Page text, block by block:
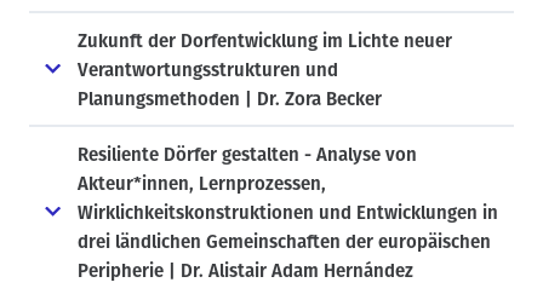
Unternehmen) vergleichend analysiert werden.
Für das Forschungsvorhaben werden exemplarisch Dörfer in
drei Regionen in verschiedenen Bundesländern in
Deutschland untersucht. Um die möglichen Einflussfaktoren
qualitative Experteninterviews mit Vertretern von
Unternehmen geführt.
Kontakt:
Finja Mieth, Promotionsstipendiatin HAWK Göttingen
Zukunft der Dorfentwicklung im Lichte neuer
Verantwortungsstrukturen und
Planungsmethoden | Dr. Zora Becker
Resiliente Dörfer gestalten - Analyse von
Akteur*innen, Lernprozessen,
Wirklichkeitskonstruktionen und Entwicklungen in
drei ländlichen Gemeinschaften der europäischen
Peripherie | Dr. Alistair Adam Hernández